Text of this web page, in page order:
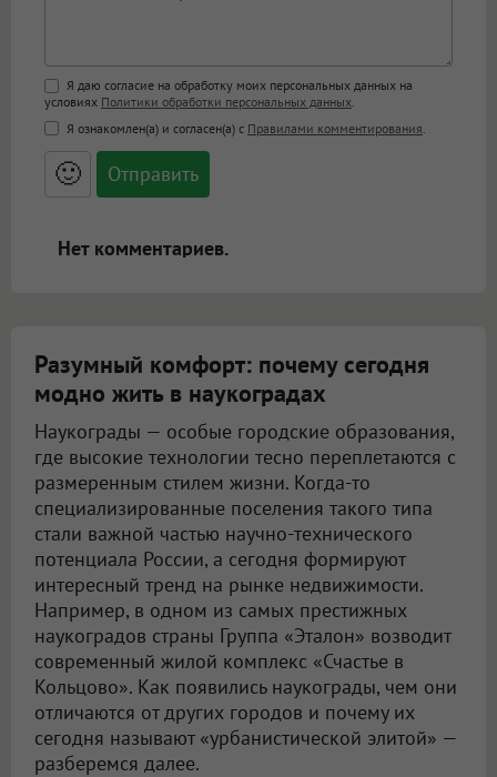
Поддержка HTML
<b>, <strong>, <u>, <i>, <em>, <s>, <big>,
<small>, <sup>, <sub>, <pre>, <ul>, <ol>, <li>,
<blockquote>, <code> экранирует HTML,
адреса URL автоматически становятся
ссылками, и [img]адрес[/img] будет
Я даю согласие на обработку моих персональных данных на
условиях Политики обработки персональных данных
Я ознакомлен(а) и согласен(а) с Правилами комментирования
🙂
Нет комментариев.
Разумный комфорт: почему сегодня
модно жить в наукоградах
Наукограды — особые городские образования,
где высокие технологии тесно переплетаются с
размеренным стилем жизни. Когда-то
специализированные поселения такого типа
стали важной частью научно-технического
потенциала России, а сегодня формируют
интересный тренд на рынке недвижимости.
Например, в одном из самых престижных
наукоградов страны Группа «Эталон» возводит
современный жилой комплекс «Счастье в
Кольцово». Как появились наукограды, чем они
отличаются от других городов и почему их
сегодня называют «урбанистической элитой» —
разберемся далее.